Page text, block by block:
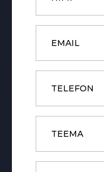
Email
Phone
Subject
Message